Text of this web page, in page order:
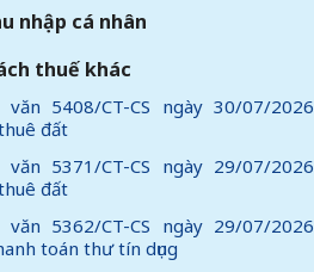
nhập cá nhân
thuế khác
văn 5408/CT-CS ngày 30/07/2026
đất
văn 5371/CT-CS ngày 29/07/2026
đất
văn 5362/CT-CS ngày 29/07/2026
toán thư tín dụng